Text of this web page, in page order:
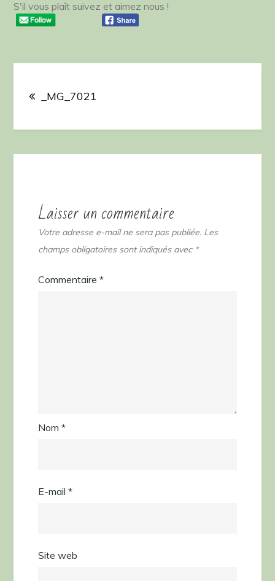
S'il vous plaît suivez et aimez nous !
Navigation
de
l’article
_MG_7021
Laisser un commentaire
Votre adresse e-mail ne sera pas publiée. Les
champs obligatoires sont indiqués avec *
Commentaire*
Nom*
E-mail*
Site web